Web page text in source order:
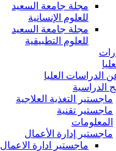
مجلة جامعة السعيد
للعلوم الإنسانية
مجلة جامعة السعيد
للعلوم التطبيقية
الدراسات العليا
الدراسية
ماجستير التغذية العلاجية
ماجستير تقنية
المعلومات
ماجستير إدارة الأعمال
ماجستير ادارة الاعمال